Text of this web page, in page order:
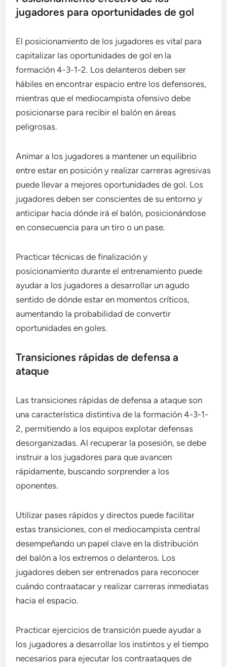
jugadores para oportunidades de gol
El posicionamiento de los jugadores es vital para
capitalizar las oportunidades de gol en la
formación 4-3-1-2. Los delanteros deben ser
hábiles en encontrar espacio entre los defensores,
mientras que el mediocampista ofensivo debe
posicionarse para recibir el balón en áreas
peligrosas.
Animar a los jugadores a mantener un equilibrio
entre estar en posición y realizar carreras agresivas
puede llevar a mejores oportunidades de gol. Los
jugadores deben ser conscientes de su entorno y
anticipar hacia dónde irá el balón, posicionándose
en consecuencia para un tiro o un pase.
Practicar técnicas de finalización y
posicionamiento durante el entrenamiento puede
ayudar a los jugadores a desarrollar un agudo
sentido de dónde estar en momentos críticos,
aumentando la probabilidad de convertir
oportunidades en goles.
Transiciones rápidas de defensa a
ataque
Las transiciones rápidas de defensa a ataque son
una característica distintiva de la formación 4-3-1-
2, permitiendo a los equipos explotar defensas
desorganizadas. Al recuperar la posesión, se debe
instruir a los jugadores para que avancen
rápidamente, buscando sorprender a los
oponentes.
Utilizar pases rápidos y directos puede facilitar
estas transiciones, con el mediocampista central
desempeñando un papel clave en la distribución
del balón a los extremos o delanteros. Los
jugadores deben ser entrenados para reconocer
cuándo contraatacar y realizar carreras inmediatas
hacia el espacio.
Practicar ejercicios de transición puede ayudar a
los jugadores a desarrollar los instintos y el tiempo
necesarios para ejecutar los contraataques de